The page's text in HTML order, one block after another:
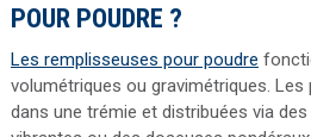
POUR POUDRE ?
Les remplisseuses pour poudre
volumétriques ou gravimétriques.
dans une trémie et distribuées via